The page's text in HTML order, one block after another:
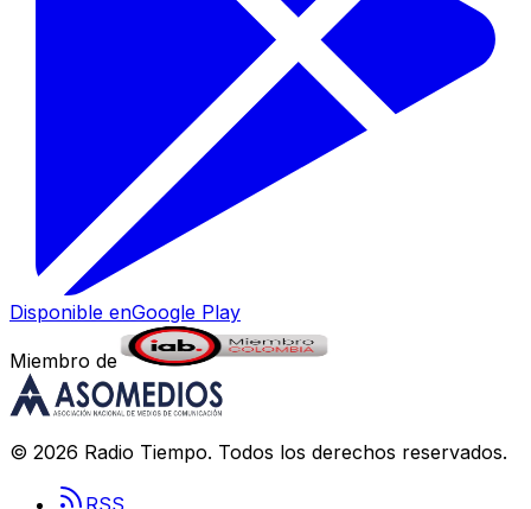
Disponible enGoogle Play
Miembro de
© 2026 Radio Tiempo. Todos los derechos reservados.
RSS